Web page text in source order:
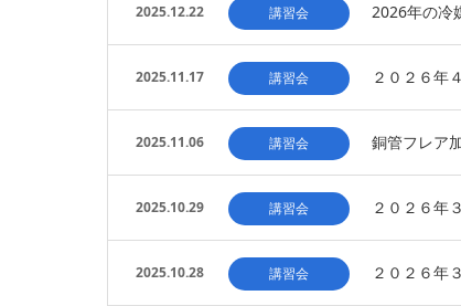
2025.12.22 講習会 2026年の冷
2025.11.17 講習会 ２０２６年
2025.11.06 講習会 銅管フレア
2025.10.29 講習会 ２０２６年
2025.10.28 講習会 ２０２６年